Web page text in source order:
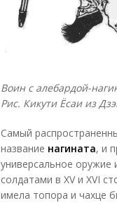
Воин с алебардой-
Рис. Кикути Ёсаи из
Самый
название нагината, и
универсальное оружие
солдатами в XV и XVI
имела топора и чахце